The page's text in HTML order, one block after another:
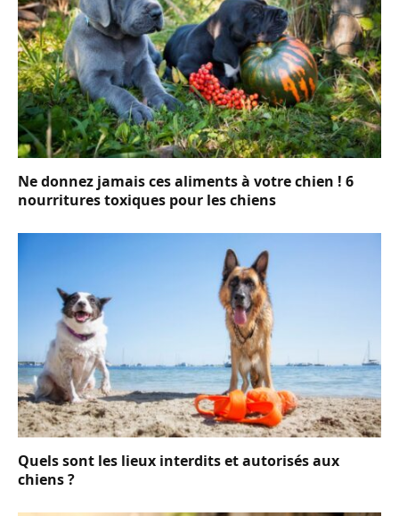
Ne donnez jamais ces aliments à votre chien ! 6
nourritures toxiques pour les chiens
Quels sont les lieux interdits et autorisés aux
chiens ?